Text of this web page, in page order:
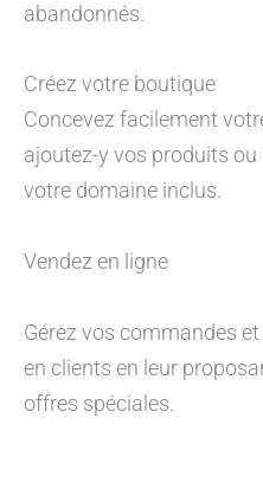
abandonnés.
Créez votre boutique
Concevez facilement
ajoutez-y vos produits
votre domaine inclus.
Vendez en ligne
Gérez vos commandes
en clients en leur
offres spéciales.